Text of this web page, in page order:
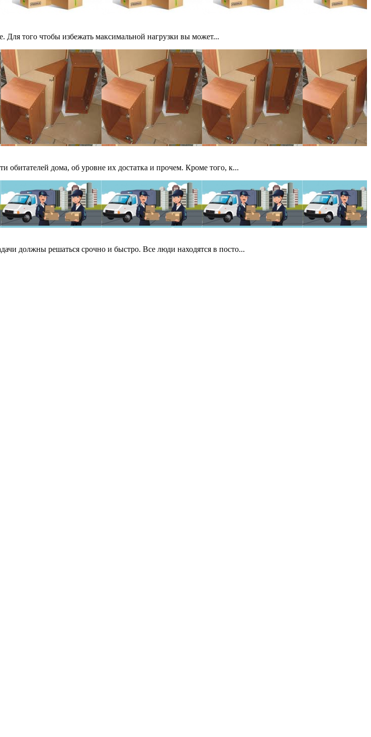
Для того чтобы избежать максимальной нагрузки вы может...
обитателей дома, об уровне их достатка и прочем. Кроме того, к...
должны решаться срочно и быстро. Все люди находятся в посто...